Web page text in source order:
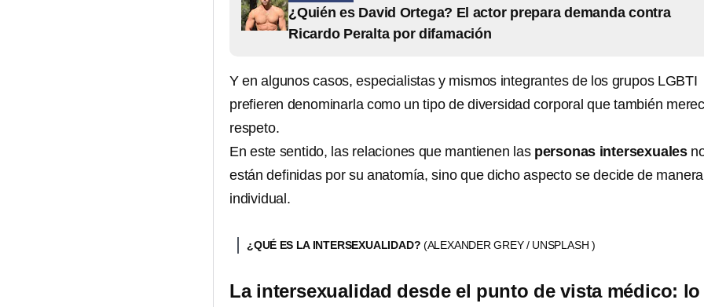
¿Quién es David Ortega? El actor prepara demanda contra
Ricardo Peralta por difamación
Y en algunos casos, especialistas y mismos integrantes de los grupos LGBTI
prefieren denominarla como un tipo de diversidad corporal que también
respeto.
En este sentido, las relaciones que mantienen las personas intersexuales
están definidas por su anatomía, sino que dicho aspecto se decide de manera
individual.
¿QUÉ ES LA INTERSEXUALIDAD? (ALEXANDER GREY / UNSPLASH )
La intersexualidad desde el punto de vista médico: lo